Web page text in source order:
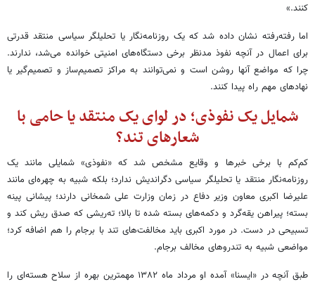
کنند.»
اما رفته‌رفته نشان داده شد که یک روزنامه‌نگار یا تحلیلگر سیاسی منتقد قدرتی
برای اعمال در آنچه نفوذ مدنظر برخی دستگاه‌های امنیتی خوانده می‌شد، ندارند.
چرا که مواضع آنها روشن است و نمی‌توانند به مراکز تصمیم‌ساز و تصمیم‌گیر یا
نهادهای مهم راه پیدا کنند.
شمایل یک نفوذی؛ در لوای یک منتقد یا حامی با
شعارهای تند؟
کم‌کم با برخی خبرها و وقایع مشخص شد که «نفوذی» شمایلی مانند یک
روزنامه‌نگار منتقد یا تحلیلگر سیاسی دگراندیش ندارد؛ بلکه شبیه به چهره‌ای مانند
علیرضا اکبری معاون وزیر دفاع در زمان وزارت علی شمخانی دارند؛ پیشانی پینه
بسته؛ پیراهن یقه‌گرد و دکمه‌های بسته شده تا بالا؛ ته‌ریشی که صدق ریش کند و
تسبیحی در دست. در مورد اکبری باید مخالفت‌های تند با برجام را هم اضافه کرد؛
مواضعی شبیه به تندروهای مخالف برجام.
طبق آنچه در «ایسنا» آمده او مرداد ماه ۱۳۸۲ مهمترین بهره از سلاح هسته‌ای را